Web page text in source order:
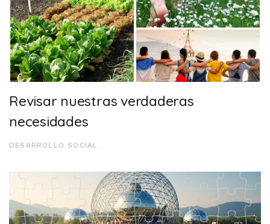
Revisar nuestras verdaderas
necesidades
DESARROLLO SOCIAL